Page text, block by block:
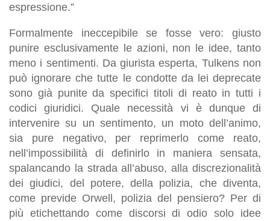
espressione.”
Formalmente ineccepibile se fosse vero: giusto
punire esclusivamente le azioni, non le idee, tanto
meno i sentimenti. Da giurista esperta, Tulkens non
può ignorare che tutte le condotte da lei deprecate
sono già punite da specifici titoli di reato in tutti i
codici giuridici. Quale necessità vi è dunque di
intervenire su un sentimento, un moto dell’animo,
sia pure negativo, per reprimerlo come reato,
nell’impossibilità di definirlo in maniera sensata,
spalancando la strada all’abuso, alla discrezionalità
dei giudici, del potere, della polizia, che diventa,
come previde Orwell, polizia del pensiero? Per di
più etichettando come discorsi di odio solo idee